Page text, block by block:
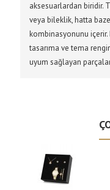
aksesuarlardan biridir.
veya bileklik, hatta
kombinasyonunu
tasarıma ve tema
uyum sağlayan